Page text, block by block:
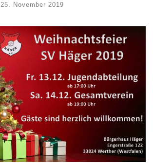
25. November 2019